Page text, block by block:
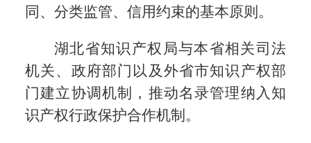
同、分类监管、信用约束的基本原则。
湖北省知识产权局与本省相关司法
机关、政府部门以及外省市知识产权部
门建立协调机制，推动名录管理纳入知
识产权行政保护合作机制。